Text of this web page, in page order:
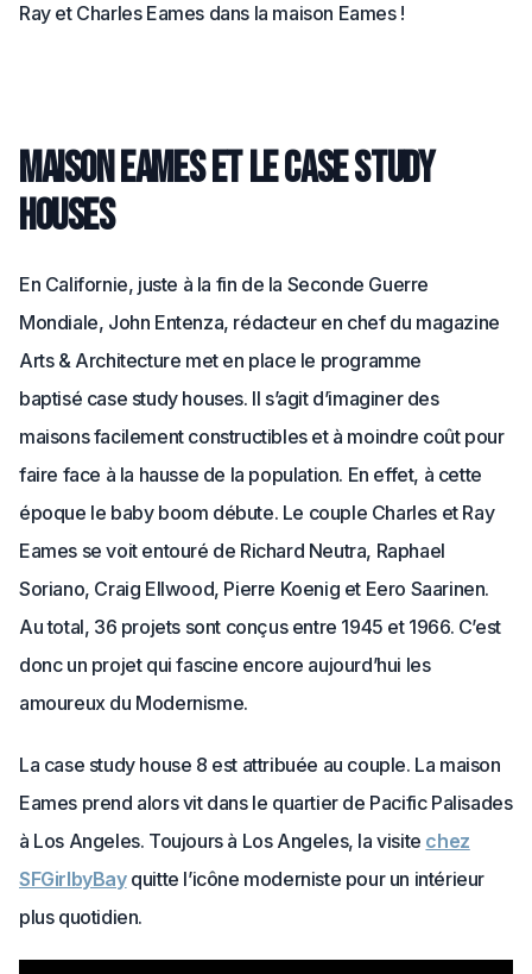
Ray et Charles Eames dans la maison Eames !
Maison Eames et le case study
houses
En Californie, juste à la fin de la Seconde Guerre
Mondiale, John Entenza, rédacteur en chef du magazine
Arts & Architecture met en place le programme
baptisé case study houses. Il s’agit d’imaginer des
maisons facilement constructibles et à moindre coût pour
faire face à la hausse de la population. En effet, à cette
époque le baby boom débute. Le couple Charles et Ray
Eames se voit entouré de Richard Neutra, Raphael
Soriano, Craig Ellwood, Pierre Koenig et Eero Saarinen.
Au total, 36 projets sont conçus entre 1945 et 1966. C’est
donc un projet qui fascine encore aujourd’hui les
amoureux du Modernisme.
La case study house 8 est attribuée au couple. La maison
Eames prend alors vit dans le quartier de Pacific Palisades
à Los Angeles. Toujours à Los Angeles, la visite chez
SFGirlbyBayquitte l’icône moderniste pour un intérieur
plus quotidien.